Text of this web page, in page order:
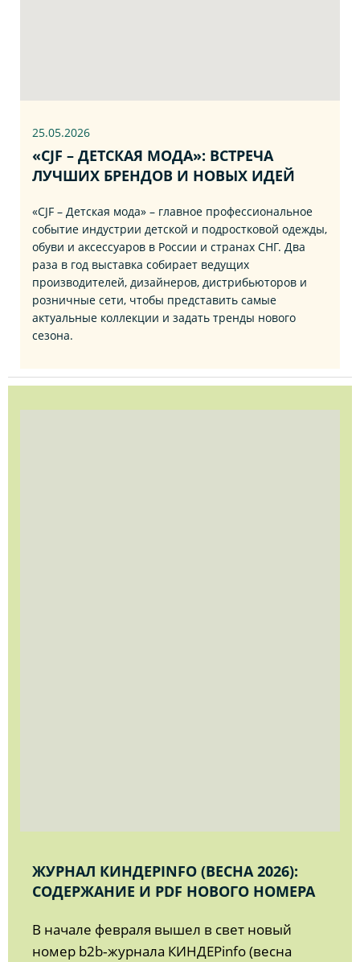
25.05.2026
«CJF – ДЕТСКАЯ МОДА»: ВСТРЕЧА
ЛУЧШИХ БРЕНДОВ И НОВЫХ ИДЕЙ
«CJF – Детская мода» – главное профессиональное
событие индустрии детской и подростковой одежды,
обуви и аксессуаров в России и странах СНГ. Два
раза в год выставка собирает ведущих
производителей, дизайнеров, дистрибьюторов и
розничные сети, чтобы представить самые
актуальные коллекции и задать тренды нового
сезона.
ЖУРНАЛ КИНДЕРINFO (ВЕСНА 2026):
СОДЕРЖАНИЕ И PDF НОВОГО НОМЕРА
В начале февраля вышел в свет новый
номер b2b‑журнала КИНДЕРinfo (весна